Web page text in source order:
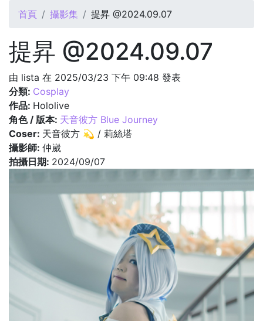
您在這裡
首頁 攝影集 提昇 @2024.09.07
提昇 @2024.09.07
由 lista 在 2025/03/23 下午 09:48 發表
分類: Cosplay
作品: Hololive
角色 / 版本: 天音彼方 Blue Journey
Coser: 天音彼方 💫 / 莉絲塔
攝影師: 仲崴
拍攝日期: 2024/09/07